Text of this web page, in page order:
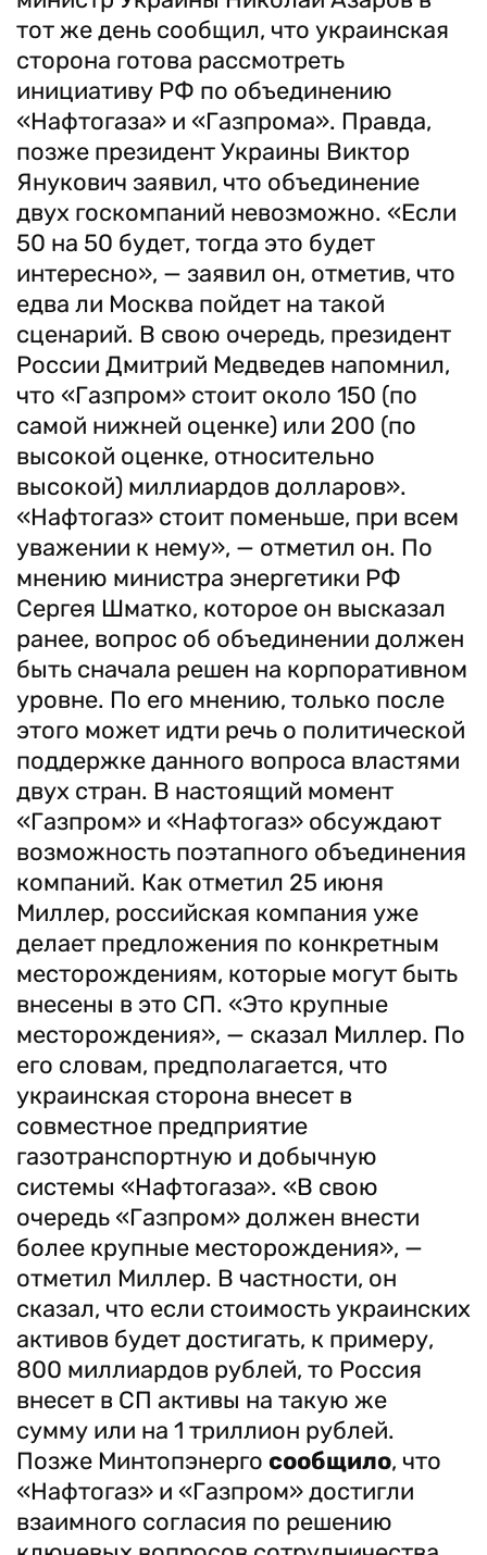
тот же день сообщил, что украинская
сторона готова рассмотреть
инициативу РФ по объединению
«Нафтогаза» и «Газпрома». Правда,
позже президент Украины Виктор
Янукович заявил, что объединение
двух госкомпаний невозможно. «Если
50 на 50 будет, тогда это будет
интересно», — заявил он, отметив, что
едва ли Москва пойдет на такой
сценарий. В свою очередь, президент
России Дмитрий Медведев напомнил,
что «Газпром» стоит около 150 (по
самой нижней оценке) или 200 (по
высокой оценке, относительно
высокой) миллиардов долларов».
«Нафтогаз» стоит поменьше, при всем
уважении к нему», — отметил он. По
мнению министра энергетики РФ
Сергея Шматко, которое он высказал
ранее, вопрос об объединении должен
быть сначала решен на корпоративном
уровне. По его мнению, только после
этого может идти речь о политической
поддержке данного вопроса властями
двух стран. В настоящий момент
«Газпром» и «Нафтогаз» обсуждают
возможность поэтапного объединения
компаний. Как отметил 25 июня
Миллер, российская компания уже
делает предложения по конкретным
месторождениям, которые могут быть
внесены в это СП. «Это крупные
месторождения», — сказал Миллер. По
его словам, предполагается, что
украинская сторона внесет в
совместное предприятие
газотранспортную и добычную
системы «Нафтогаза». «В свою
очередь «Газпром» должен внести
более крупные месторождения», —
отметил Миллер. В частности, он
сказал, что если стоимость украинских
активов будет достигать, к примеру,
800 миллиардов рублей, то Россия
внесет в СП активы на такую же
сумму или на 1 триллион рублей.
Позже Минтопэнерго сообщило, что
«Нафтогаз» и «Газпром» достигли
взаимного согласия по решению